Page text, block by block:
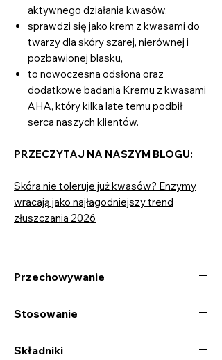
aktywnego działania kwasów,
sprawdzi się jako krem z kwasami do
twarzy dla skóry szarej, nierównej i
pozbawionej blasku,
to nowoczesna odsłona oraz
dodatkowe badania Kremu z kwasami
AHA, który kilka late temu podbił
serca naszych klientów.
PRZECZYTAJ NA NASZYM BLOGU:
Skóra nie toleruje już kwasów? Enzymy
wracają jako najłagodniejszy trend
złuszczania 2026
Przechowywanie
Stosowanie
osuszoną skórę twarzy, omijając okolice
Składniki